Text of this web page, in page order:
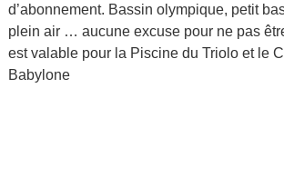
d’abonnement. Bassin olympique, petit
plein air … aucune excuse pour ne pas
est valable pour la Piscine du Triolo et le
Babylone